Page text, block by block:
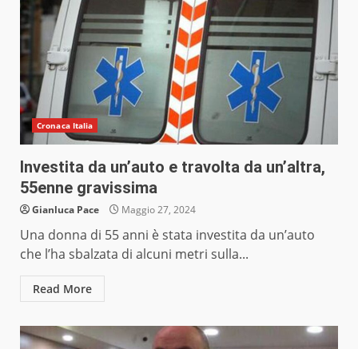
Cronaca Italia
Investita da un’auto e travolta da un’altra,
55enne gravissima
Gianluca Pace Maggio 27, 2024
Una donna di 55 anni è stata investita da un’auto
che l’ha sbalzata di alcuni metri sulla...
Read More